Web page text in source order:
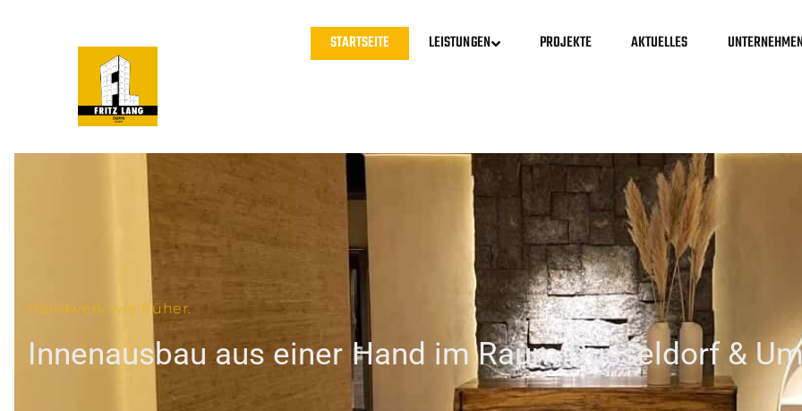
STARTSEITE LEISTUNGEN PROJEKTE AKTUELLES
Handwerk wie früher.
Innenausbau aus einer Hand im Raum Düsseldorf &